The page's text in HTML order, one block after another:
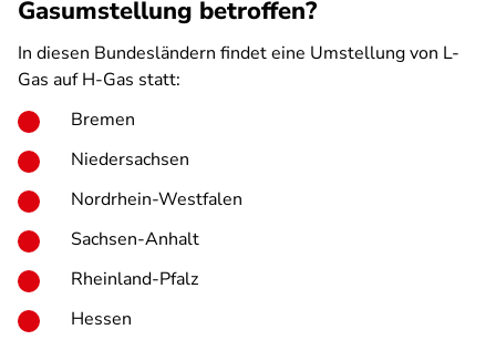
Gasumstellung betroffen?
In diesen Bundesländern findet eine Umstellung von L-
Gas auf H-Gas statt:
Bremen
Niedersachsen
Nordrhein-Westfalen
Sachsen-Anhalt
Rheinland-Pfalz
Hessen